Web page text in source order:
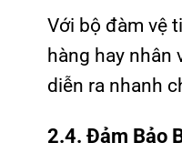
Với bộ đàm vệ
hàng hay nhân
diễn ra nhanh
2.4. Đảm Bảo